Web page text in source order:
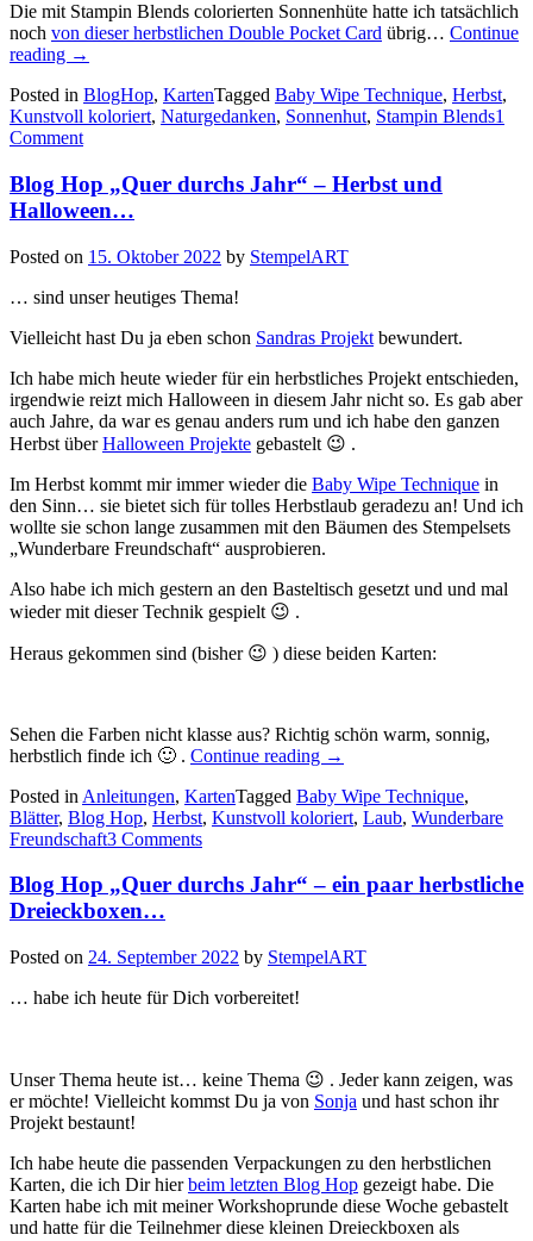
Die mit Stampin Blends colorierten Sonnenhüte hatte ich tatsächlich
noch von dieser herbstlichen Double Pocket Card übrig… Continue
reading „Ein
herbstliche
Karten
mit
Hintergrund…“
→
Posted in BlogHop, KartenTagged Baby Wipe Technique, Herbst,
Kunstvoll koloriert, Naturgedanken, Sonnenhut, Stampin Blends1
Comment
Blog Hop „Quer durchs Jahr“ – Herbst und
Halloween…
Posted on 15. Oktober 2022 by StempelART
… sind unser heutiges Thema!
Vielleicht hast Du ja eben schon Sandras Projekt bewundert.
Ich habe mich heute wieder für ein herbstliches Projekt entschieden,
irgendwie reizt mich Halloween in diesem Jahr nicht so. Es gab aber
auch Jahre, da war es genau anders rum und ich habe den ganzen
Herbst überHalloween Projekte gebastelt 😉 .
Im Herbst kommt mir immer wieder die Baby Wipe Technique in
den Sinn… sie bietet sich für tolles Herbstlaub geradezu an! Und ich
wollte sie schon lange zusammen mit den Bäumen des Stempelsets
„Wunderbare Freundschaft“ ausprobieren.
Also habe ich mich gestern an den Basteltisch gesetzt und und mal
wieder mit dieser Technik gespielt 😉 .
Heraus gekommen sind (bisher 😉 ) diese beiden Karten:
Sehen die Farben nicht klasse aus? Richtig schön warm, sonnig,
herbstlich finde ich 🙂 . Continue reading „Blog
„Quer
durchs
Herbst
→
Posted in Anleitungen, KartenTagged Baby Wipe Technique,
Blätter, Blog Hop, Herbst, Kunstvoll koloriert, Laub, Wunderbare
Freundschaft3 Comments
Blog Hop „Quer durchs Jahr“ – ein paar herbstliche
Dreieckboxen…
Posted on 24. September 2022 by StempelART
… habe ich heute für Dich vorbereitet!
Unser Thema heute ist… keine Thema 😉 . Jeder kann zeigen, was
er möchte! Vielleicht kommst Du ja von Sonja und hast schon ihr
Projekt bestaunt!
Ich habe heute die passenden Verpackungen zu den herbstlichen
Karten, die ich Dir hierbeim letzten Blog Hop gezeigt habe. Die
Karten habe ich mit meiner Workshoprunde diese Woche gebastelt
und hatte für die Teilnehmer diese kleinen Dreieckboxen als